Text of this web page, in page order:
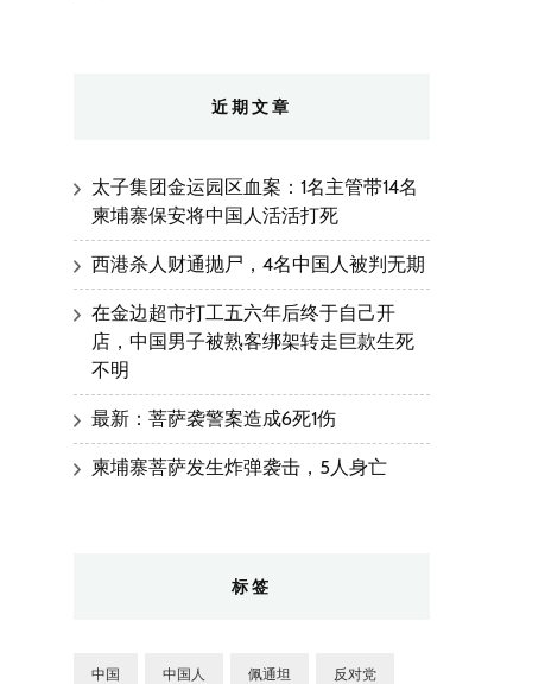
近期文章
太子集团金运园区血案：1名主管带14名
柬埔寨保安将中国人活活打死
西港杀人财通抛尸，4名中国人被判无期
在金边超市打工五六年后终于自己开
店，中国男子被熟客绑架转走巨款生死
不明
最新：菩萨袭警案造成6死1伤
柬埔寨菩萨发生炸弹袭击，5人身亡
标签
中国 中国人 佩通坦 反对党